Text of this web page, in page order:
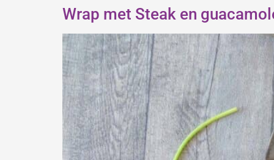
Wrap met Steak en